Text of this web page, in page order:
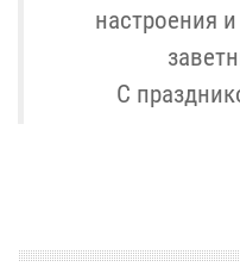
настроения
С